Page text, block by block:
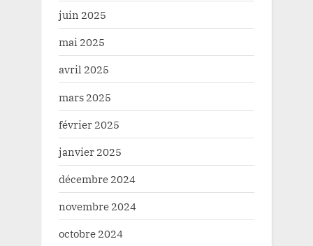
juin 2025
mai 2025
avril 2025
mars 2025
février 2025
janvier 2025
décembre 2024
novembre 2024
octobre 2024